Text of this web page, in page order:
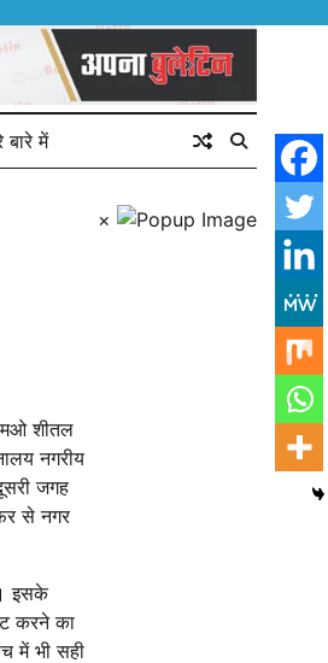
बारे में
शीतल
नगरीय
जगह
से नगर
इसके
करने का
में भी सही
×